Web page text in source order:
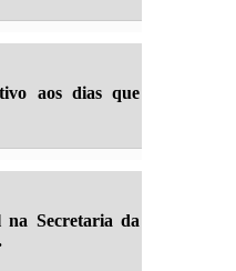
aos dias que
na Secretaria da